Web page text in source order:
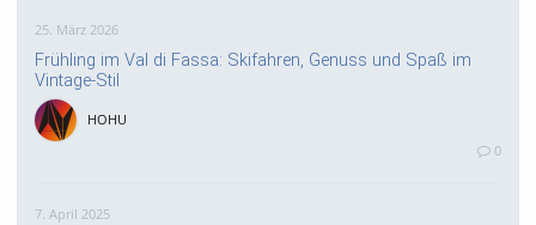
25. März 2026
Frühling im Val di Fassa: Skifahren, Genuss und Spaß im
Vintage-Stil
HOHU
0
7. April 2025